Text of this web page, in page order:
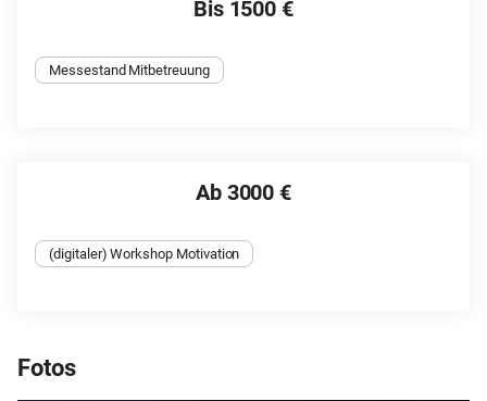
Bis 1500 €
Messestand Mitbetreuung
Ab 3000 €
(digitaler) Workshop Motivation
Fotos